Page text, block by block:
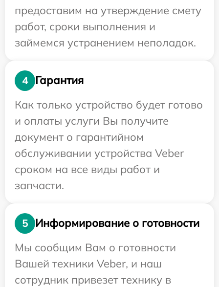
предоставим на утверждение смету
работ, сроки выполнения и
займемся устранением неполадок.
4
Гарантия
Как только устройство будет готово
и оплаты услуги Вы получите
документ о гарантийном
обслуживании устройства Veber
сроком на все виды работ и
запчасти.
5
Информирование о готовности
Мы сообщим Вам о готовности
Вашей техники Veber, и наш
сотрудник привезет технику в